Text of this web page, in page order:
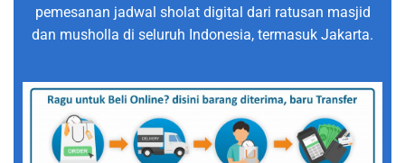
pemesanan jadwal sholat digital dari ratusan masjid
dan musholla di seluruh Indonesia, termasuk Jakarta.